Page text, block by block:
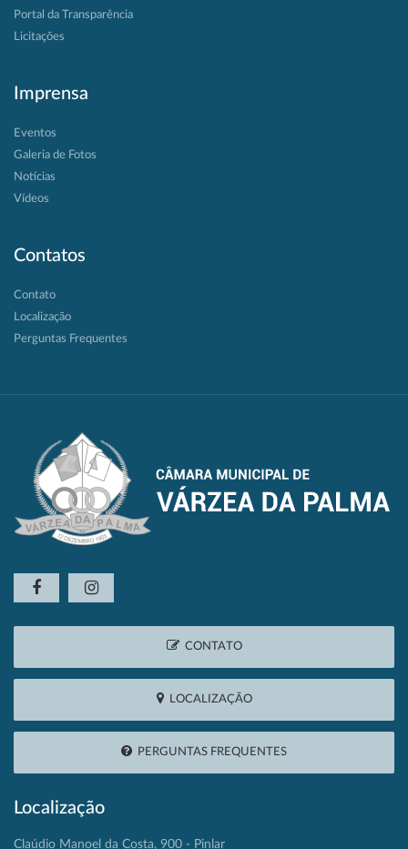
Portal da Transparência
Licitações
Imprensa
Eventos
Galeria de Fotos
Notícias
Vídeos
Contatos
Contato
Localização
Perguntas Frequentes
CONTATO
LOCALIZAÇÃO
PERGUNTAS FREQUENTES
Localização
Claúdio Manoel da Costa, 900 - Pinlar